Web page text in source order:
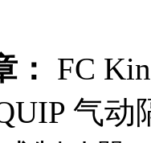
：
FC
气动